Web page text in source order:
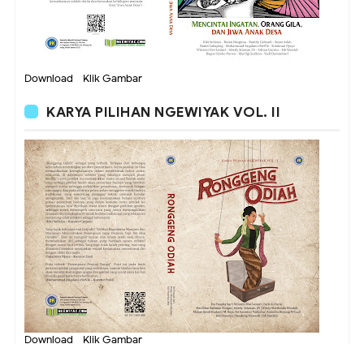
Download - Klik Gambar
KARYA PILIHAN NGEWIYAK VOL. II
Download - Klik Gambar